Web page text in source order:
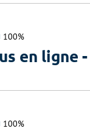
100%
en ligne
100%